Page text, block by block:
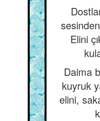
Elini
Daima
kuyruk
elini,